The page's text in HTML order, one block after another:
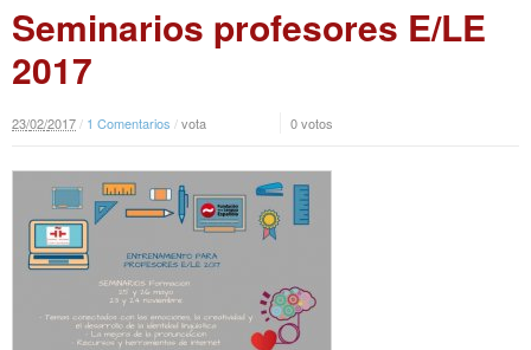
Seminarios profesores E/LE
2017
23/02/2017/ 1 Comentarios /vota 0 votos